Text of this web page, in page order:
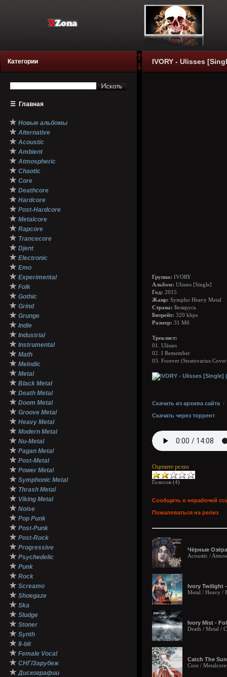
Категории
☰ Главная
★ Новые альбомы
★ Alternative
★ Acoustic
★ Ambient
★ Atmospheric
★ Chaotic
★ Core
★ Deathcore
★ Hardcore
★ Post-Hardcore
★ Metalcore
★ Rapcore
★ Trancecore
★ Djent
★ Electronic
★ Emo
★ Experimental
★ Folk
★ Gothic
★ Grind
★ Grunge
★ Indie
★ Industrial
★ Instrumental
★ Math
★ Melodic
★ Metal
★ Black Metal
★ Death Metal
★ Doom Metal
★ Groove Metal
★ Heavy Metal
★ Modern Metal
★ Nu-Metal
★ Pagan Metal
★ Post-Metal
★ Power Metal
★ Symphonic Metal
★ Thrash Metal
★ Viking Metal
★ Noise
★ Pop Punk
★ Post-Punk
★ Post-Rock
★ Progressive
★ Psychedelic
★ Punk
★ Rock
★ Screamo
★ Shoegaze
★ Ska
★ Sludge
★ Stoner
★ Synth
★ 8-bit
★ Female Vocal
★ СНГ/Зарубеж
★ Дискографии
IVORY - Ulisses
Группа: IVORY
Альбом: Ulisses [Single]
Год: 2015
Жанр: Sympho Heavy Metal
Страна: Беларусь
Битрейт: 320 kbps
Размер: 31 Мб
Треклист:
01. Ulisses
02. I Remember
03. Forever (Stratovarius
Скачать из архива сайта /
Скачать через торрент
Оцените релиз
Голосов (4)
Сообщить о нерабочей
Пожаловаться на релиз
Чёрные
Acoustic /
Ivory Twilight
Metal / Heavy /
Ivory Mist -
Death / Metal /
Catch The
Core / Metalcore